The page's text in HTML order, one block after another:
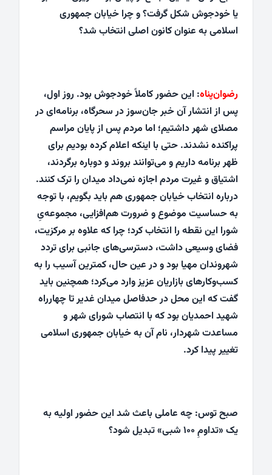
یا خودجوش شکل گرفت؟ و چرا خیابان جمهوری
اسلامی به عنوان کانون اصلی انتخاب شد؟
رضوان‌پناه: این حضور کاملاً خودجوش بود. روز اول،
پس از انتشار آن خبر جان‌سوز در سحرگاه، برنامه‌ای در
مصلای شهر داشتیم؛ اما مردم پس از پایان مراسم
پراکنده نشدند. حتی با اینکه اعلام کرده بودیم برای
ظهر برنامه داریم و می‌توانند بروند و دوباره برگردند،
اشتیاق و غیرت مردم اجازه نمی‌داد میدان را ترک کنند.
درباره انتخاب خیابان جمهوری هم باید بگویم، با توجه
به حساسیت موضوع و ضرورت هم‌افزایی، مجموعه‌یِ
شورا این نقطه را انتخاب کرد؛ چرا که علاوه بر مرکزیت،
فضای وسیعی داشت، دسترسی‌های جانبی برای تردد
شهروندان مهیا بود و در عین حال، کمترین آسیب را به
کسب‌وکارهای بازاریان عزیز وارد می‌کرد؛ همچنین باید
گفت که این محل در حدفاصل میدان غدیر تا چهارراه
شهید احمدیان بود که با انتصاب شورای شهر و
مساعدت شهردار، نام آن به خیابان جمهوری اسلامی
تغییر پیدا کرد.
صبح توس: چه عاملی باعث شد این حضور اولیه به
یک «تداومِ ۱۰۰ شبی» تبدیل شود؟